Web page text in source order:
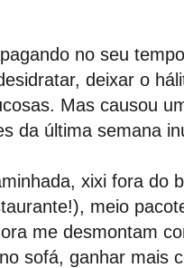
no seu
deixar o
Mas causou
da última semana
xixi fora do
meio
me desmontam
sofá, ganhar mais